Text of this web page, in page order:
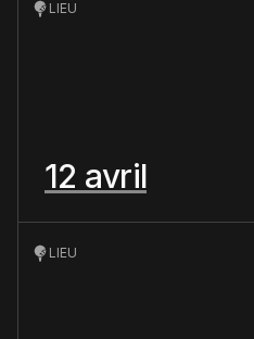
LIEU
12 avril
LIEU